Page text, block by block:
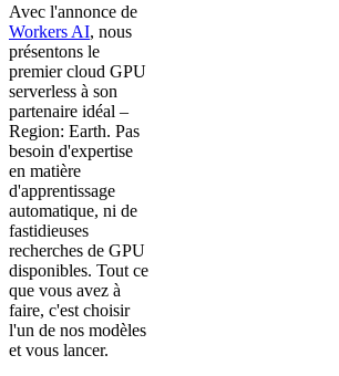
Avec l'annonce de
Workers AI, nous
présentons le
premier cloud GPU
serverless à son
partenaire idéal –
Region: Earth. Pas
besoin d'expertise
en matière
d'apprentissage
automatique, ni de
fastidieuses
recherches de GPU
disponibles. Tout ce
que vous avez à
faire, c'est choisir
l'un de nos modèles
et vous lancer.